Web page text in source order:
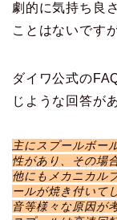
劇的に気持ち良
ことはないです
ダイワ公式の
じような回答が
主にスプールボー
性があり、その場
他にもメカニカル
ールが焼き付いて
音等様々な原因が